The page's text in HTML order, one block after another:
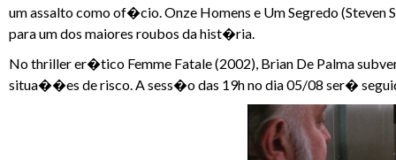
um assalto como of�cio. Onze Homens e Um Segredo (Steven
para um dos maiores roubos da hist�ria.
No thriller er�tico Femme Fatale (2002), Brian De Palma
situa��es de risco. A sess�o das 19h no dia 05/08 ser�